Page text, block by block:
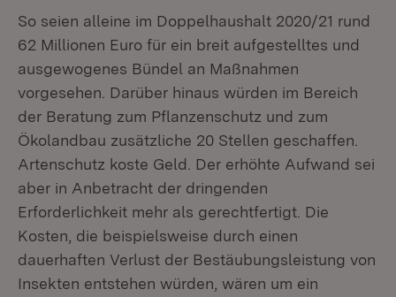
So seien alleine im Doppelhaushalt 2020/21 rund
62 Millionen Euro für ein breit aufgestelltes und
ausgewogenes Bündel an Maßnahmen
vorgesehen. Darüber hinaus würden im Bereich
der Beratung zum Pflanzenschutz und zum
Ökolandbau zusätzliche 20 Stellen geschaffen.
Artenschutz koste Geld. Der erhöhte Aufwand sei
aber in Anbetracht der dringenden
Erforderlichkeit mehr als gerechtfertigt. Die
Kosten, die beispielsweise durch einen
dauerhaften Verlust der Bestäubungsleistung von
Insekten entstehen würden, wären um ein